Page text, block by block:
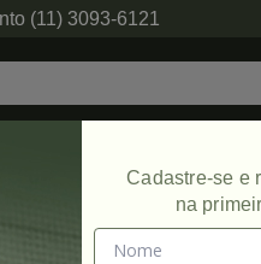
(11) 3093-6121
Cadastre-se e
na